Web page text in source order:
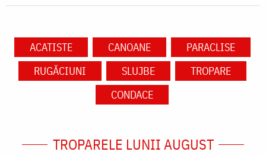
ACATISTE CANOANE
PARACLISE
RUGĂCIUNI
SLUJBE
TROPARE
CONDACE
TROPARELE LUNII AUGUST